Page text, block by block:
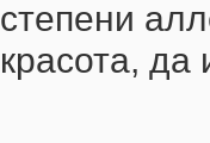
степени
красота, да